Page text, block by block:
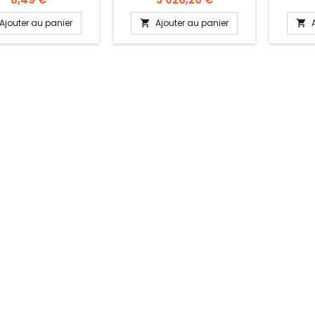
gauche ou droite
100 et 120 mm
Ajouter au panier
Finition: acier inoxydable.
Avec flange, à encastrer.
Convient pour paniers de
500 x 500 mm.
 Ajouter au panier 